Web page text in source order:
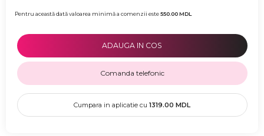
Pentru această dată valoarea minimă a comenzii este550.00MDL
ADAUGA IN COS
Comanda telefonic
Cumpara in aplicatie cu 1319.00 MDL